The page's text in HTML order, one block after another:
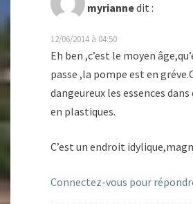
myriannedit :
12/06/2014 à 04:50
Eh ben ,c’est le moyen
passe ,la pompe est en
dangeureux les essences
en plastiques.
C’est un endroit
Connectez-vous pour